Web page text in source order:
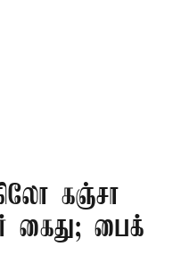
கஞ்சா
கைது; பைக்